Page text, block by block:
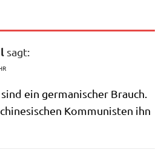
sagt:
ein ger­ma­ni­scher Brauch.
Kom­mu­ni­sten ihn